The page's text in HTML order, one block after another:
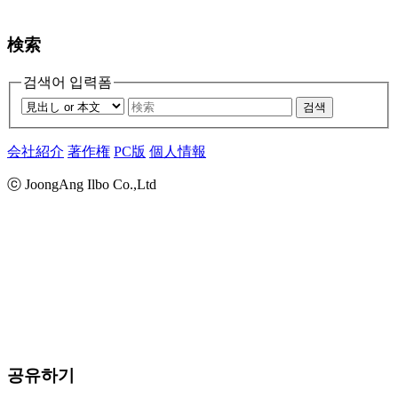
検索
검색어 입력폼
검색
会社紹介 著作権 PC版 個人情報
ⓒ JoongAng Ilbo Co.,Ltd
공유하기